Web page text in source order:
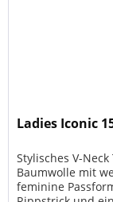
Ladies Iconic
Stylisches V-
Baumwolle mit
feminine